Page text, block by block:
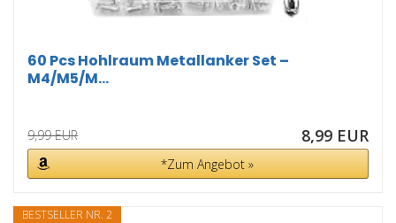
60 Pcs Hohlraum Metallanker Set –
M4/M5/M...
9,99 EUR 8,99 EUR
*Zum Angebot »
BESTSELLER NR. 2